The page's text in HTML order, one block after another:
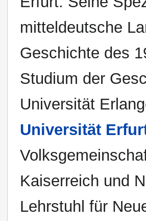
mitteldeutsche
Geschichte des
Studium der
Universität
Universität
Kaiserreich und
Lehrstuhl für